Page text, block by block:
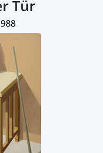
Tür